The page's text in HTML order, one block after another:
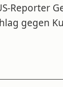
Reporter
gegen